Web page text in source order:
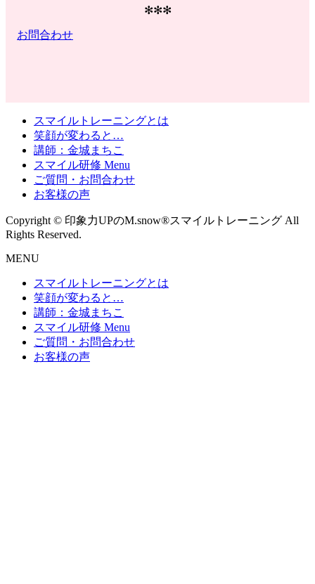
✻✻✻
お問合わせ
スマイルトレーニングとは
笑顔が変わると…
講師：金城まちこ
スマイル研修 Menu
ご質問・お問合わせ
お客様の声
Copyright © 印象力UPのM.snow®スマイルトレーニング All
Rights Reserved.
MENU
スマイルトレーニングとは
笑顔が変わると…
講師：金城まちこ
スマイル研修 Menu
ご質問・お問合わせ
お客様の声